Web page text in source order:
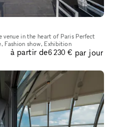
venue in the heart of Paris Perfect
Fashion show, Exhibition
à partir de6 230 € par jour